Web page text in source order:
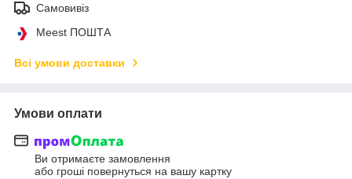
Самовивіз
Meest ПОШТА
Всі умови доставки
Умови оплати
Ви отримаєте замовлення
або гроші повернуться на вашу картку